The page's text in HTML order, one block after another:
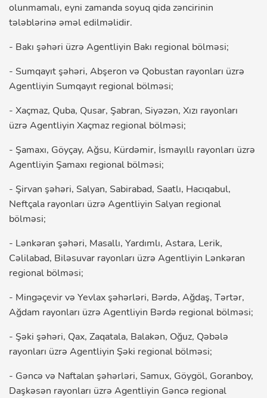
olunmamalı, eyni zamanda soyuq qida zəncirinin
tələblərinə əməl edilməlidir.
- Bakı şəhəri üzrə Agentliyin Bakı regional bölməsi;
- Sumqayıt şəhəri, Abşeron və Qobustan rayonları üzrə
Agentliyin Sumqayıt regional bölməsi;
- Xaçmaz, Quba, Qusar, Şabran, Siyəzən, Xızı rayonları
üzrə Agentliyin Xaçmaz regional bölməsi;
- Şamaxı, Göyçay, Ağsu, Kürdəmir, İsmayıllı rayonları üzrə
Agentliyin Şamaxı regional bölməsi;
- Şirvan şəhəri, Salyan, Sabirabad, Saatlı, Hacıqabul,
Neftçala rayonları üzrə Agentliyin Salyan regional
bölməsi;
- Lənkəran şəhəri, Masallı, Yardımlı, Astara, Lerik,
Cəlilabad, Biləsuvar rayonları üzrə Agentliyin Lənkəran
regional bölməsi;
- Mingəçevir və Yevlax şəhərləri, Bərdə, Ağdaş, Tərtər,
Ağdam rayonları üzrə Agentliyin Bərdə regional bölməsi;
- Şəki şəhəri, Qax, Zaqatala, Balakən, Oğuz, Qəbələ
rayonları üzrə Agentliyin Şəki regional bölməsi;
- Gəncə və Naftalan şəhərləri, Samux, Göygöl, Goranboy,
Daşkəsən rayonları üzrə Agentliyin Gəncə regional